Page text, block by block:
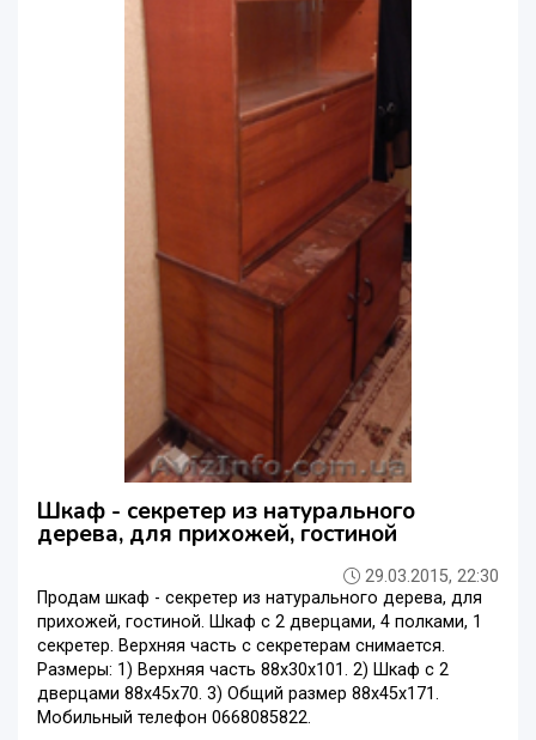
Шкаф - секретер из натурального
дерева, для прихожей, гостиной
29.03.2015, 22:30
Продам шкаф - секретер из натурального дерева, для
прихожей, гостиной. Шкаф с 2 дверцами, 4 полками, 1
секретер. Верхняя часть с секретерам снимается.
Размеры: 1) Верхняя часть 88х30х101. 2) Шкаф с 2
дверцами 88х45х70. 3) Общий размер 88х45х171.
Мобильный телефон 0668085822.